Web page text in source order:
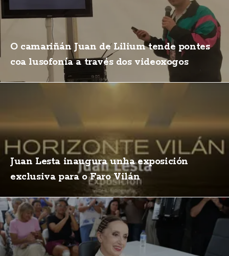
O camariñán Juan de Lilium tende pontes
coa lusofonía a través dos videoxogos
Juan Lesta inaugura unha exposición
exclusiva para o Faro Vilán